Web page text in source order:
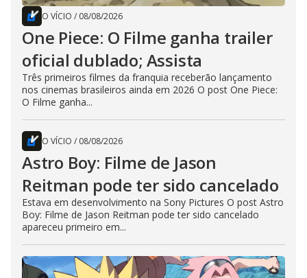
O VÍCIO / 08/08/2026
One Piece: O Filme ganha trailer
oficial dublado; Assista
Três primeiros filmes da franquia receberão lançamento
nos cinemas brasileiros ainda em 2026 O post One Piece:
O Filme ganha...
O VÍCIO / 08/08/2026
Astro Boy: Filme de Jason
Reitman pode ter sido cancelado
Estava em desenvolvimento na Sony Pictures O post Astro
Boy: Filme de Jason Reitman pode ter sido cancelado
apareceu primeiro em...